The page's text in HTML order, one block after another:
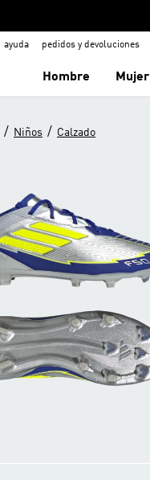
ayuda pedidos y devoluciones
Hombre Mujer
/ Niños / Calzado